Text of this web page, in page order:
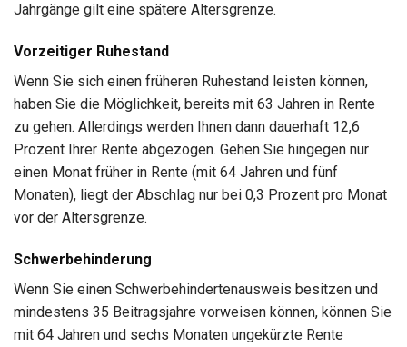
Jahrgänge gilt eine spätere Altersgrenze.
Vorzeitiger Ruhestand
Wenn Sie sich einen früheren Ruhestand leisten können,
haben Sie die Möglichkeit, bereits mit 63 Jahren in Rente
zu gehen. Allerdings werden Ihnen dann dauerhaft 12,6
Prozent Ihrer Rente abgezogen. Gehen Sie hingegen nur
einen Monat früher in Rente (mit 64 Jahren und fünf
Monaten), liegt der Abschlag nur bei 0,3 Prozent pro Monat
vor der Altersgrenze.
Schwerbehinderung
Wenn Sie einen Schwerbehindertenausweis besitzen und
mindestens 35 Beitragsjahre vorweisen können, können Sie
mit 64 Jahren und sechs Monaten ungekürzte Rente